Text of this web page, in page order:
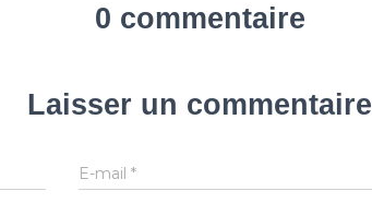
0 commentaire
Laisser un commentaire
E-mail*